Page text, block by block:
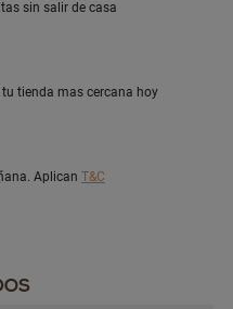
sin salir de casa
tienda mas cercana hoy
Aplican T&C